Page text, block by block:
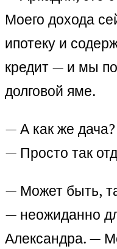
Моего дохода
ипотеку и
кредит — и мы
долговой яме.
— А как же
— Просто так
— Может быть,
— неожиданно
Александра. —